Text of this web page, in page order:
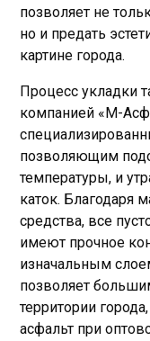
позволяет не
но и предать
картине города.
Процесс укладки
компанией «М-
позволяющим
температуры, и
каток. Благодаря
средства, все
имеют прочное
изначальным
позволяет
территории
асфальт при